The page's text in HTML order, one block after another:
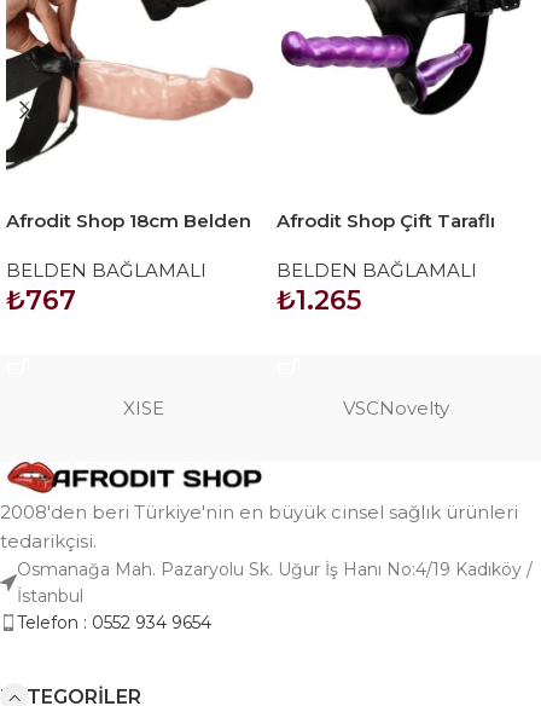
Afrodit Shop 18cm Belden
Penis
BELDEN BAĞLAMALI
₺767
Afrodit Shop Çift Taraflı
Dildo
BELDEN BAĞLAMALI
₺1.265
XISE VSCNovelty
2008'den beri Türkiye'nin en büyük cinsel sağlık ürünleri
tedarikçisi.
Osmanağa Mah. Pazaryolu Sk. Uğur İş Hanı No:4/19 Kadıköy /
İstanbul
Telefon : 0552 934 9654
KATEGORILER